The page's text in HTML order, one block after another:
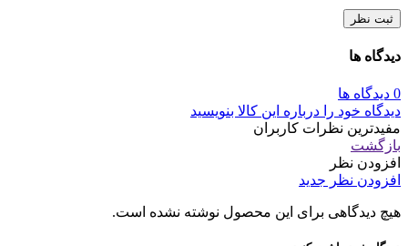
ثبت نظر
دیدگاه ها
0 دیدگاه ها
دیدگاه خود را درباره این کالا بنویسید
مفیدترین نظرات کاربران
بازگشت
افزودن نظر
افزودن نظر جدید
هیچ دیدگاهی برای این محصول نوشته نشده است.